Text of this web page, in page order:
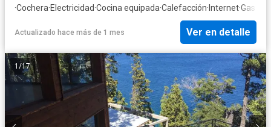
·Cochera·Electricidad·Cocina equipada·Calefacción· Internet·Gas
Actualizado hace más de 1 mes Ver en detalle
1 /17